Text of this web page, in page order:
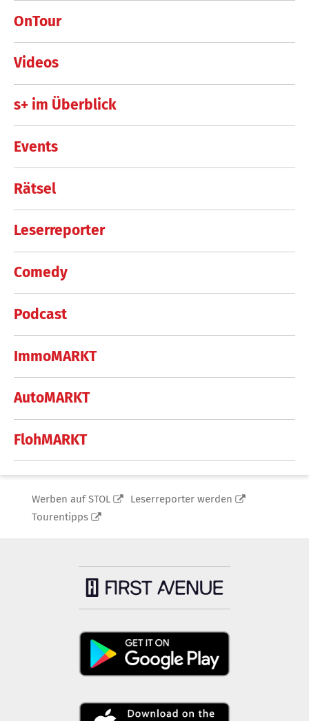
OnTour
Videos
s+ im Überblick
Events
Rätsel
Leserreporter
Comedy
Podcast
ImmoMARKT
AutoMARKT
FlohMARKT
Werben auf STOL
Leserreporter werden
Tourentipps